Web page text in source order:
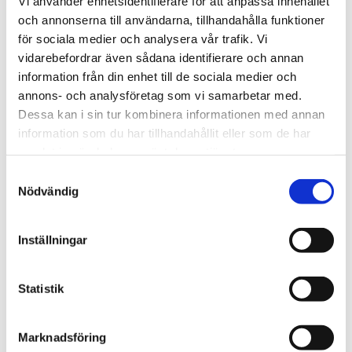
och annonserna till användarna, tillhandahålla funktioner
för sociala medier och analysera vår trafik. Vi
vidarebefordrar även sådana identifierare och annan
information från din enhet till de sociala medier och
annons- och analysföretag som vi samarbetar med.
Dessa kan i sin tur kombinera informationen med annan
information som du har tillhandahållit eller som de har
Nödvändig
Inställningar
Statistik
Marknadsföring
Afrika
Nigeriansk kvinna ville
slå världs­rekord – läste
Bibeln i 144 timmar